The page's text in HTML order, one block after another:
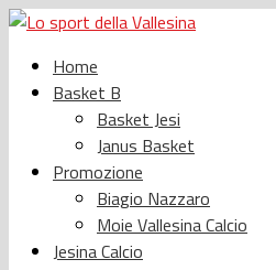
Home
Basket B
Basket Jesi
Janus Basket
Promozione
Biagio Nazzaro
Moie Vallesina Calcio
Jesina Calcio